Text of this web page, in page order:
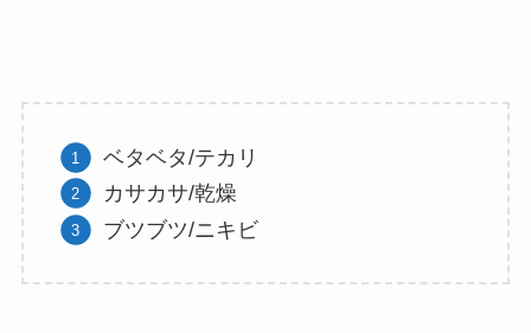
ベタベタ/テカリ
カサカサ/乾燥
ブツブツ/ニキビ